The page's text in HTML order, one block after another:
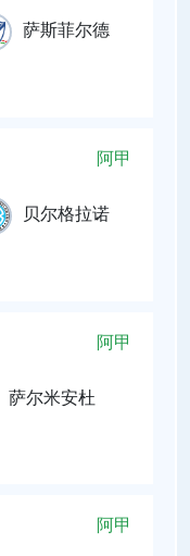
萨斯菲尔德
阿甲
贝尔格拉诺
阿甲
萨尔米安杜
阿甲